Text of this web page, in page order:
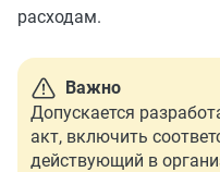
расходам.
Важно
Допускается
акт, включить
действующий в